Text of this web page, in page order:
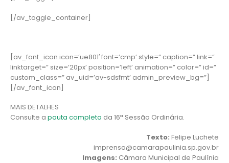
[/av_toggle_container]
[av_font_icon icon=’ue801′ font=’cmp’ style=” caption=” link=”
linktarget=” size=’20px’ position=’left’ animation=” color=” id=”
custom_class=” av_uid=’av-sdsfmt’ admin_preview_bg=”]
[/av_font_icon]
MAIS DETALHES
Consulte a pauta completa da 16ª Sessão Ordinária.
Texto: Felipe Luchete
imprensa@camarapaulinia.sp.gov.br
Imagens: Câmara Municipal de Paulínia